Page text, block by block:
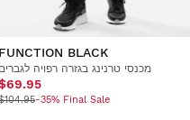
FUNCTION BLACK
מכנסי טרנינג בגזרה רפויה לגברים
-35% Final Sale